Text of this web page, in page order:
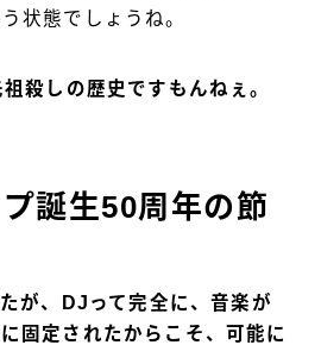
状態でしょうね。
殺しの歴史ですもんねぇ。
誕生50周年の節
が、DJって完全に、音楽が
固定されたからこそ、可能に